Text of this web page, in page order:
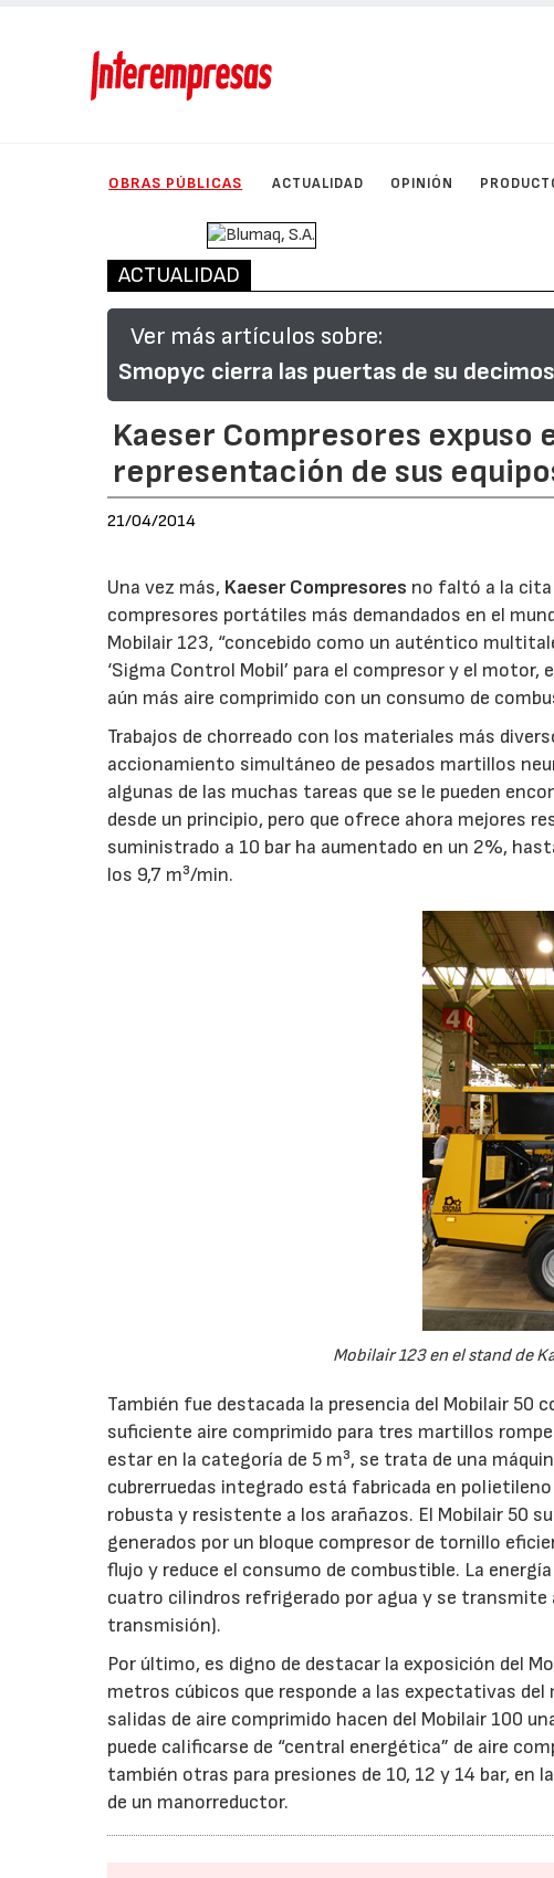
OBRAS PÚBLICAS ACTUALIDAD OPINIÓN
ACTUALIDAD
Ver más artículos sobre:
Smopyc cierra las puertas de su
Kaeser Compresores expuso
representación de sus
21/04/2014
Una vez más, Kaeser Compresores no faltó a la cita
compresores portátiles más demandados en el
Mobilair 123, “concebido como un auténtico
‘Sigma Control Mobil’ para el compresor y el
aún más aire comprimido con un consumo de
Trabajos de chorreado con los materiales más
accionamiento simultáneo de pesados martillos
algunas de las muchas tareas que se le pueden
desde un principio, pero que ofrece ahora mejores
suministrado a 10 bar ha aumentado en un 2%,
los 9,7 m³/min.
Mobilair 123 en el stand de
También fue destacada la presencia del Mobilair 50
suficiente aire comprimido para tres martillos
estar en la categoría de 5 m³, se trata de una
cubrerruedas integrado está fabricada en
robusta y resistente a los arañazos. El Mobilair 50
generados por un bloque compresor de tornillo
flujo y reduce el consumo de combustible. La
cuatro cilindros refrigerado por agua y se transmite
transmisión).
Por último, es digno de destacar la exposición del
metros cúbicos que responde a las expectativas
salidas de aire comprimido hacen del Mobilair 100
puede calificarse de “central energética” de aire
también otras para presiones de 10, 12 y 14 bar, en
de un manorreductor.